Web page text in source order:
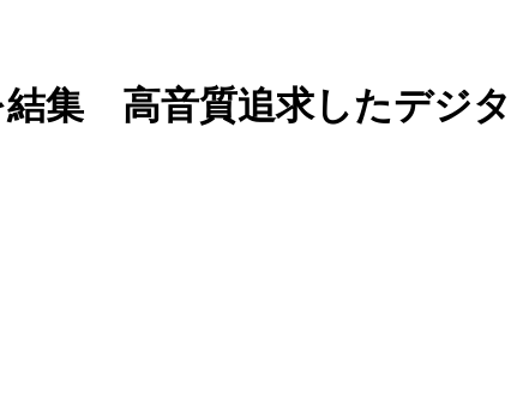
集 高音質追求したデジタ